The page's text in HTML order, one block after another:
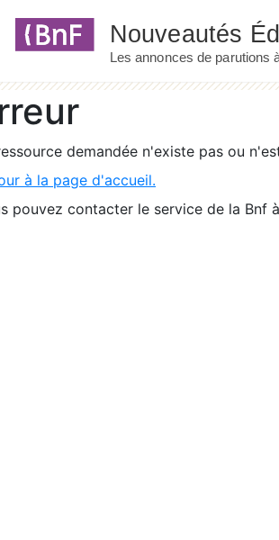
demandée n'existe pas ou
à la page d'accueil.
pouvez contacter le service de la Bnf